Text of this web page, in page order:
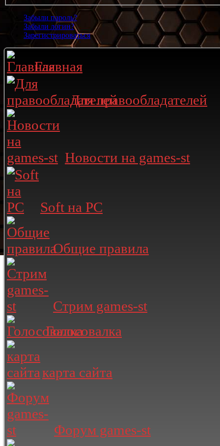
Забыли пароль?
Забыли логин?
Зарегистрироваться
Главная
Для правообладателей
Новости на games-st
Soft на PC
Общие правила
Стрим games-st
Голосовалка
карта сайта
Форум games-st